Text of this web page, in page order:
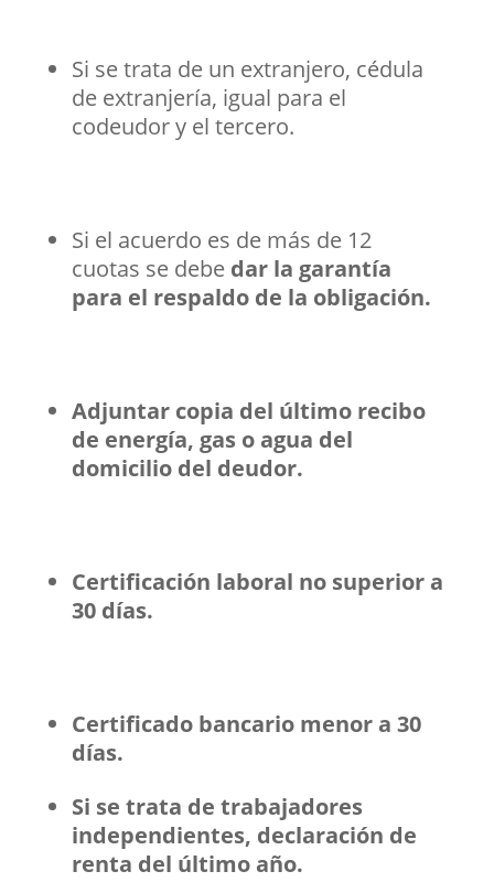
Si se trata de un extranjero, cédula
de extranjería, igual para el
codeudor y el tercero.
Si el acuerdo es de más de 12
cuotas se debe dar la garantía
para el respaldo de la obligación.
Adjuntar copia del último recibo
de energía, gas o agua del
domicilio del deudor.
Certificación laboral no superior a
30 días.
Certificado bancario menor a 30
días.
Si se trata de trabajadores
independientes, declaración de
renta del último año.